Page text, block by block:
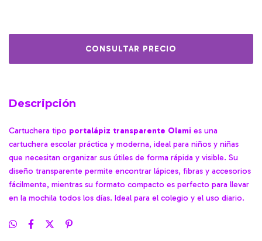
Descripción
Cartuchera tipo portalápiz transparente Olami es una
cartuchera escolar práctica y moderna, ideal para niños y niñas
que necesitan organizar sus útiles de forma rápida y visible. Su
diseño transparente permite encontrar lápices, fibras y accesorios
fácilmente, mientras su formato compacto es perfecto para llevar
en la mochila todos los días. Ideal para el colegio y el uso diario.